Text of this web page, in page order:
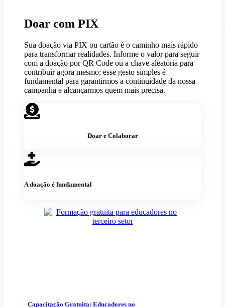
Doar com PIX
Sua doação via PIX ou cartão é o caminho mais rápido
para transformar realidades. Informe o valor para seguir
com a doação por QR Code ou a chave aleatória para
contribuir agora mesmo; esse gesto simples é
fundamental para garantirmos a continuidade da nossa
campanha e alcançarmos quem mais precisa.
Doar e Colaborar
A doação é fundamental
Capacitação Gratuita: Educadores no